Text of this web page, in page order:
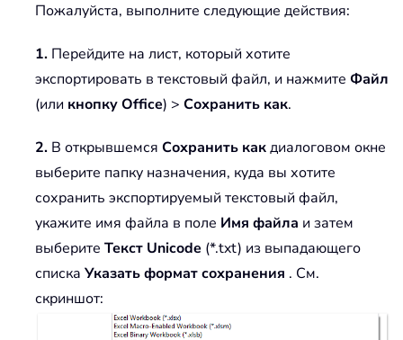
Пожалуйста, выполните следующие действия:
1. Перейдите на лист, который хотите
экспортировать в текстовый файл, и нажмите Файл
(или кнопку Office) > Сохранить как.
2. В открывшемся Сохранить какдиалоговом окне
выберите папку назначения, куда вы хотите
сохранить экспортируемый текстовый файл,
укажите имя файла в поле Имя файла и затем
выберите Текст Unicode (*.txt) из выпадающего
списка Указать формат сохранения . См.
скриншот: